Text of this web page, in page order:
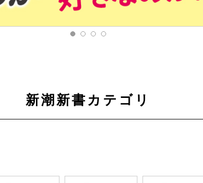
新潮新書カテゴリ